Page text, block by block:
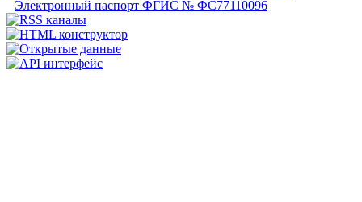
Электронный паспорт ФГИС № ФС77110096